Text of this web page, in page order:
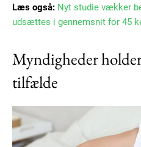
Læs også: Nyt studie vækker
udsættes i gennemsnit for 45
Myndigheder
tilfælde